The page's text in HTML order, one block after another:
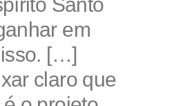
em
[…]
claro que